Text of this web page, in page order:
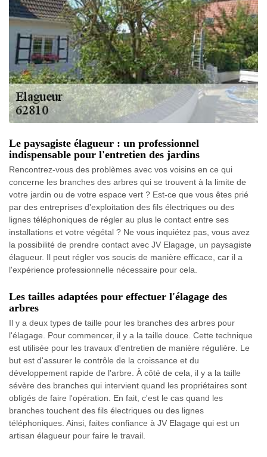
Le paysagiste élagueur : un professionnel
indispensable pour l'entretien des jardins
Rencontrez-vous des problèmes avec vos voisins en ce qui
concerne les branches des arbres qui se trouvent à la limite de
votre jardin ou de votre espace vert ? Est-ce que vous êtes prié
par des entreprises d'exploitation des fils électriques ou des
lignes téléphoniques de régler au plus le contact entre ses
installations et votre végétal ? Ne vous inquiétez pas, vous avez
la possibilité de prendre contact avec JV Elagage, un paysagiste
élagueur. Il peut régler vos soucis de manière efficace, car il a
l'expérience professionnelle nécessaire pour cela.
Les tailles adaptées pour effectuer l'élagage des
arbres
Il y a deux types de taille pour les branches des arbres pour
l'élagage. Pour commencer, il y a la taille douce. Cette technique
est utilisée pour les travaux d'entretien de manière régulière. Le
but est d'assurer le contrôle de la croissance et du
développement rapide de l'arbre. À côté de cela, il y a la taille
sévère des branches qui intervient quand les propriétaires sont
obligés de faire l'opération. En fait, c'est le cas quand les
branches touchent des fils électriques ou des lignes
téléphoniques. Ainsi, faites confiance à JV Elagage qui est un
artisan élagueur pour faire le travail.